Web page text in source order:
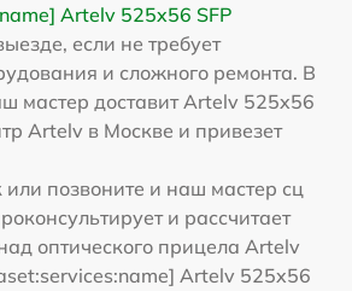
Artelv 525x56 SFP
если не требует
и сложного ремонта. В
мастер доставит Artelv 525x56
Artelv в Москве и привезет
позвоните и наш мастер сц
и рассчитает
оптического прицела Artelv
Artelv 525x56